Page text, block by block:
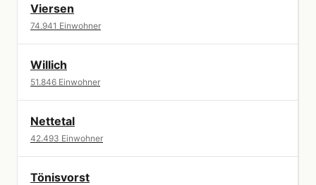
Viersen
74.941 Einwohner
Willich
51.846 Einwohner
Nettetal
42.493 Einwohner
Tönisvorst